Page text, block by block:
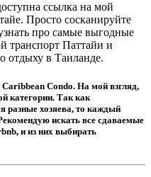
ссылка на мой
Просто сосканируйте
про самые выгодные
транспорт Паттайи и
отдыху в Таиланде.
Condo. На мой взгляд,
категории. Так как
разные хозяева, то каждый
искать все сдаваемые
и из них выбирать